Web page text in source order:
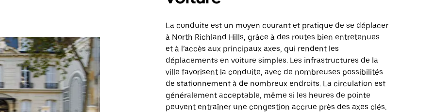
La conduite est un moyen courant et pratique de se déplacer
à North Richland Hills, grâce à des routes bien entretenues
et à l’accès aux principaux axes, qui rendent les
déplacements en voiture simples. Les infrastructures de la
ville favorisent la conduite, avec de nombreuses possibilités
de stationnement à de nombreux endroits. La circulation est
généralement acceptable, même si les heures de pointe
peuvent entraîner une congestion accrue près des axes clés.